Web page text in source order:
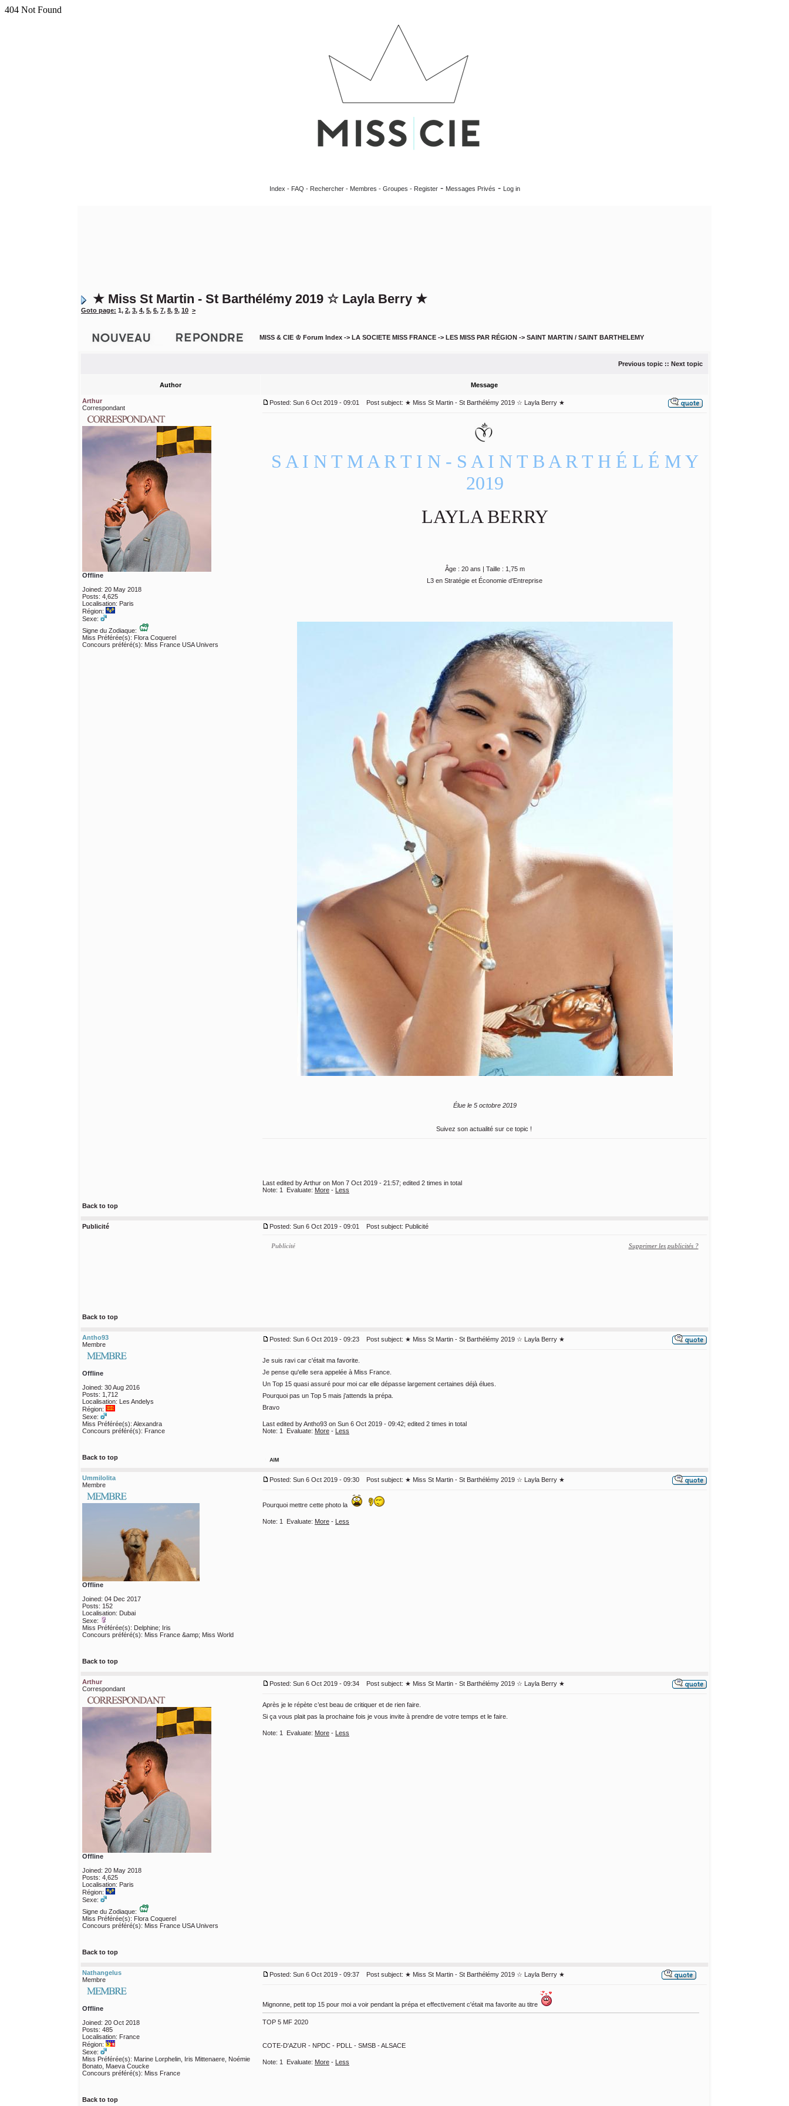
Index - FAQ - Rechercher- Membres - Groupes - Register- Messages Privés - Log in
★ Miss St Martin - St Barthélémy 2019 ☆ Layla Berry ★
Goto page: 1, 2, 3, 4, 5, 6, 7, 8, 9, 10 >
MISS & CIE ♔ Forum Index -> LA SOCIETE MISS FRANCE -> LES MISS PAR RÉGION -> SAINT MARTIN / SAINT BARTHELEMY
Previous topic :: Next topic
Author Message
Arthur
Correspondant
Offline
Joined: 20 May 2018
Posts: 4,625
Localisation: Paris
Région:
Sexe:
Signe du Zodiaque:
Miss Préférée(s): Flora Coquerel
Concours préféré(s): Miss France USA Univers
Posted: Sun 6 Oct 2019 - 09:01 Post subject: ★ Miss St Martin - St Barthélémy 2019 ☆ Layla Berry ★
S A I N T M A R T I N - S A I N T B A R T H É L É M Y
2019
LAYLA BERRY
Âge : 20 ans | Taille : 1,75 m
L3 en Stratégie et Économie d’Entreprise
Élue le 5 octobre 2019
Suivez son actualité sur ce topic !
Last edited by Arthur on Mon 7 Oct 2019 - 21:57; edited 2 times in total
Note: 1 Evaluate: More - Less
Back to top
Publicité Posted: Sun 6 Oct 2019 - 09:01 Post subject: Publicité
Publicité Supprimer les publicités ?
Back to top
Antho93
Membre
Offline
Joined: 30 Aug 2016
Posts: 1,712
Localisation: Les Andelys
Région:
Sexe:
Miss Préférée(s): Alexandra
Concours préféré(s): France
Posted: Sun 6 Oct 2019 - 09:23 Post subject: ★ Miss St Martin - St Barthélémy 2019 ☆ Layla Berry ★
Je suis ravi car c'était ma favorite.
Je pense qu'elle sera appelée à Miss France.
Un Top 15 quasi assuré pour moi car elle dépasse largement certaines déjà élues.
Pourquoi pas un Top 5 mais j'attends la prépa.
Bravo
Last edited by Antho93 on Sun 6 Oct 2019 - 09:42; edited 2 times in total
Note: 1 Evaluate: More - Less
Back to top
Ummilolita
Membre
Offline
Joined: 04 Dec 2017
Posts: 152
Localisation: Dubai
Sexe:
Miss Préférée(s): Delphine; Iris
Concours préféré(s): Miss France &amp; Miss World
Posted: Sun 6 Oct 2019 - 09:30 Post subject: ★ Miss St Martin - St Barthélémy 2019 ☆ Layla Berry ★
Pourquoi mettre cette photo la
Note: 1 Evaluate: More - Less
Back to top
Arthur
Correspondant
Offline
Joined: 20 May 2018
Posts: 4,625
Localisation: Paris
Région:
Sexe:
Signe du Zodiaque:
Miss Préférée(s): Flora Coquerel
Concours préféré(s): Miss France USA Univers
Posted: Sun 6 Oct 2019 - 09:34 Post subject: ★ Miss St Martin - St Barthélémy 2019 ☆ Layla Berry ★
Après je le répète c’est beau de critiquer et de rien faire.
Si ça vous plait pas la prochaine fois je vous invite à prendre de votre temps et le faire.
Note: 1 Evaluate: More - Less
Back to top
Nathangelus
Membre
Offline
Joined: 20 Oct 2018
Posts: 485
Localisation: France
Région:
Sexe:
Miss Préférée(s): Marine Lorphelin, Iris Mittenaere, Noémie
Bonato, Maeva Coucke
Concours préféré(s): Miss France
Posted: Sun 6 Oct 2019 - 09:37 Post subject: ★ Miss St Martin - St Barthélémy 2019 ☆ Layla Berry ★
Mignonne, petit top 15 pour moi a voir pendant la prépa et effectivement c'était ma favorite au titre
TOP 5 MF 2020
COTE-D'AZUR - NPDC - PDLL - SMSB - ALSACE
Note: 1 Evaluate: More - Less
Back to top